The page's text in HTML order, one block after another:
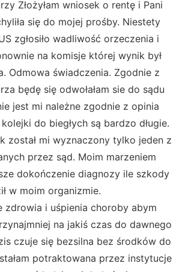
Złożyłam wniosek o rentę i Pani
się do mojej prośby. Niestety
zgłosiło wadliwość orzeczenia i
na komisje której wynik był
Odmowa świadczenia. Zgodnie z
będę się odwołałam sie do sądu
jest mi należne zgodnie z opinia
do biegłych są bardzo długie.
został mi wyznaczony tylko jeden z
przez sąd. Moim marzeniem
dokończenie diagnozy ile szkody
w moim organizmie.
zdrowia i uśpienia choroby abym
na jakiś czas do dawnego
czuje się bezsilna bez środków do
potraktowana przez instytucje